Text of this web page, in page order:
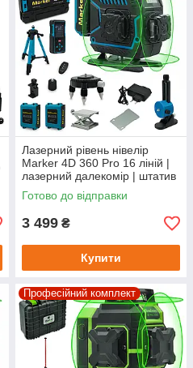
Лазерний рівень нівелір
Marker 4D 360 Pro 16 ліній |
лазерний далекомір | штатив
з мікроліфтом
Готово до відправки
3 499 ₴
Купити
Професійний комплект